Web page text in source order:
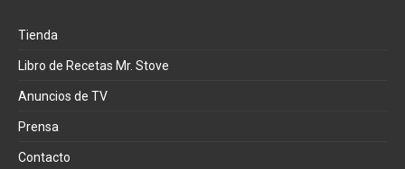
Tienda
Libro de Recetas Mr. Stove
Anuncios de TV
Prensa
Contacto